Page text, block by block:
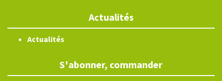
Actualités
Actualités
S'abonner, commander